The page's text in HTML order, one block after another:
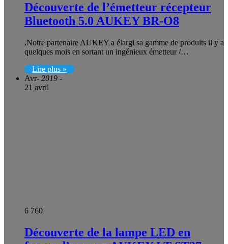
Découverte de l’émetteur récepteur
Bluetooth 5.0 AUKEY BR-O8
.Notre partenaire AUKEY a élargi sa gamme de produits il y a
quelques mois en sortant un ingénieux émetteur /…
Lire plus »
Avr- 2019 -
21 avril
6 760
Découverte de la lampe LED en